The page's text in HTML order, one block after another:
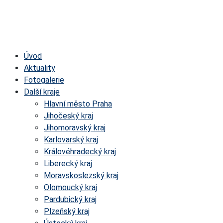
Úvod
Aktuality
Fotogalerie
Další kraje
Hlavní město Praha
Jihočeský kraj
Jihomoravský kraj
Karlovarský kraj
Královéhradecký kraj
Liberecký kraj
Moravskoslezský kraj
Olomoucký kraj
Pardubický kraj
Plzeňský kraj